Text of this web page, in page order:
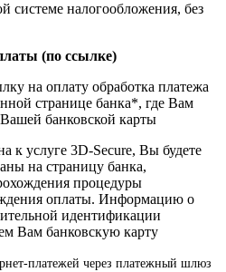
налогообложения, без
(по ссылке)
на оплату обработка платежа
странице банка*, где Вам
банковской карты
к услуге 3D-Secure, Вы будете
на страницу банка,
процедуры
оплаты. Информацию о
идентификации
Вам банковскую карту
платежей через платежный шлюз